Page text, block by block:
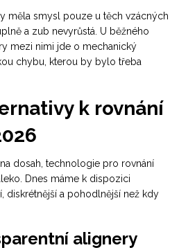
měla smysl pouze u těch vzácných
a zub nevyrůstá. U běžného
mezi nimi jde o mechanický
chybu, kterou by bylo třeba
k rovnání
dosah, technologie pro rovnání
Dnes máme k dispozici
diskrétnější a pohodlnější než kdy
alignery